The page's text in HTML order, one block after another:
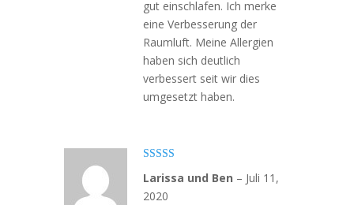
gut einschlafen. Ich merke
eine Verbesserung der
Raumluft. Meine Allergien
haben sich deutlich
verbessert seit wir dies
umgesetzt haben.
mit4von
5
Larissa und Ben – Juli 11,
2020